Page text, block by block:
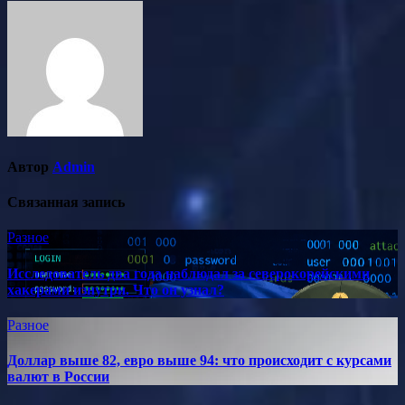
Автор Admin
Связанная запись
Разное
Исследователь два года наблюдал за северокорейскими
хакерами изнутри. Что он узнал?
Разное
Доллар выше 82, евро выше 94: что происходит с курсами
валют в России